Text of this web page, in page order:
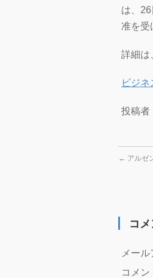
は、
准を受
詳細は
ビジ
投稿
← アルゼ
コ
メー
コメン